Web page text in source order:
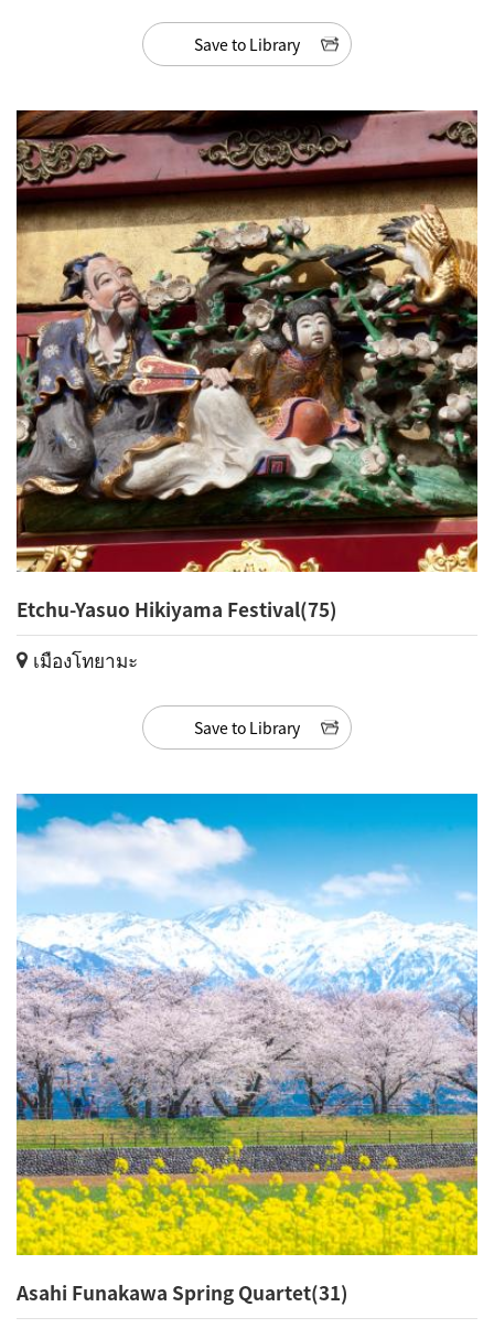
Save to Library
Etchu-Yasuo Hikiyama Festival(75)
เมืองโทยามะ
Save to Library
Asahi Funakawa Spring Quartet(31)